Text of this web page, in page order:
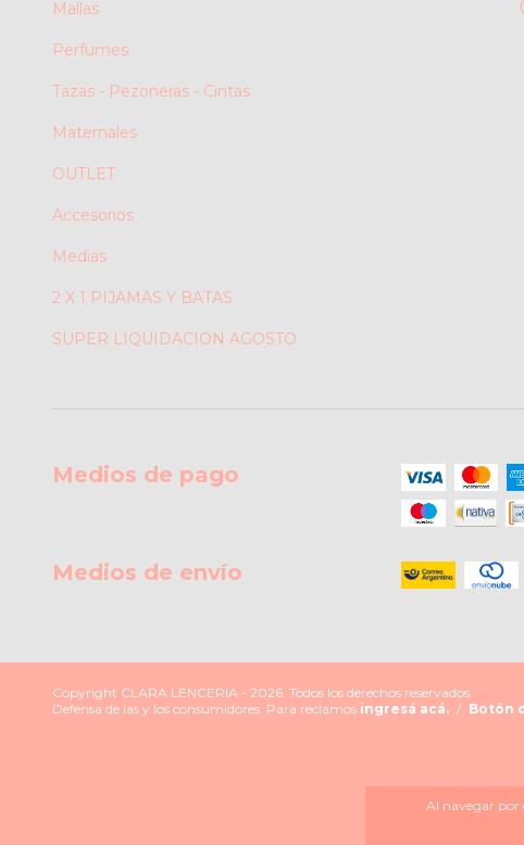
Al navegar por
Mallas
Perfumes
Tazas - Pezoneras - Cintas
Maternales
OUTLET
Accesorios
Medias
2 X 1 PIJAMAS Y BATAS
SUPER LIQUIDACION AGOSTO
Medios de pago
Medios de envío
Copyright CLARA LENCERIA - 2026. Todos los derechos reservados.
Defensa de las y los consumidores. Para reclamos ingresá acá. / Botón